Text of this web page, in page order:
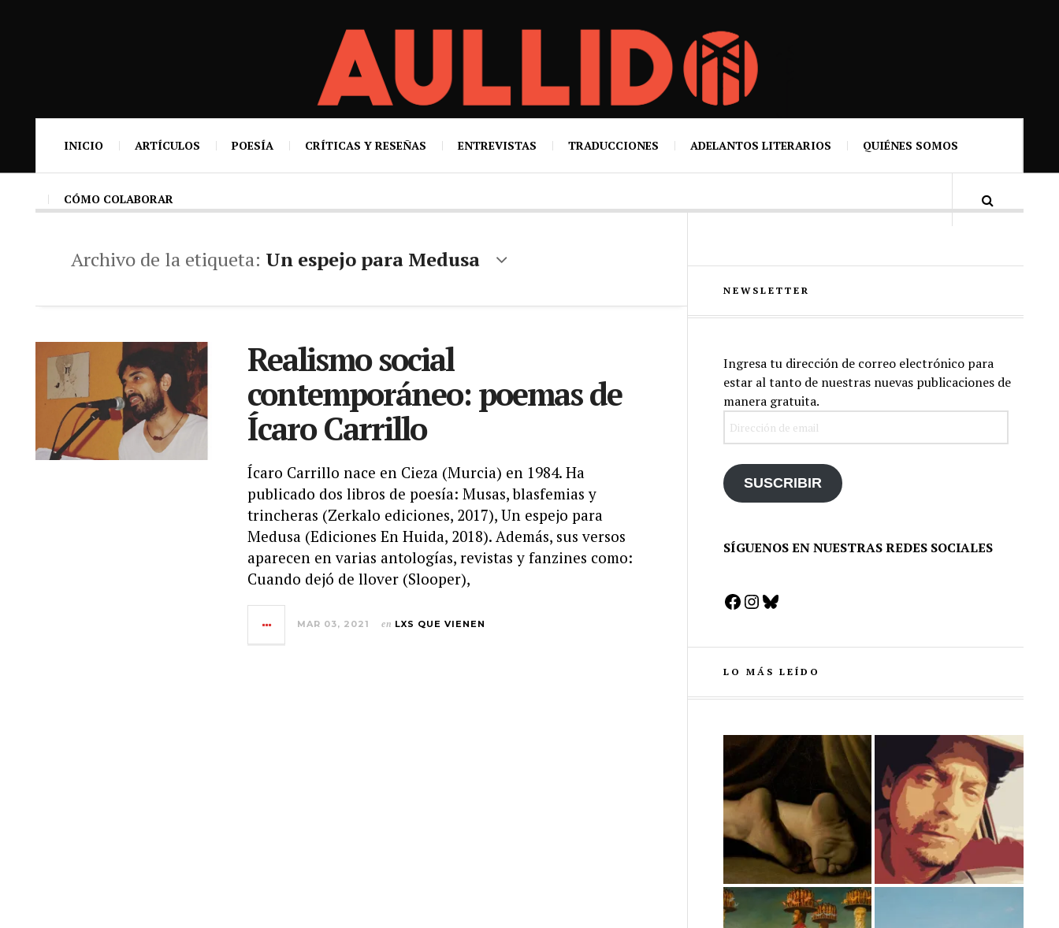
INICIO ARTÍCULOS POESÍA CRÍTICAS Y RESEÑAS ENTREVISTAS TRADUCCIONES ADELANTOS LITERARIOS QUIÉNES SOMOS
CÓMO COLABORAR
Archivo de la etiqueta: Un espejo para Medusa
Realismo social
contemporáneo: poemas de
Ícaro Carrillo
Ícaro Carrillo nace en Cieza (Murcia) en 1984. Ha
publicado dos libros de poesía: Musas, blasfemias y
trincheras (Zerkalo ediciones, 2017), Un espejo para
Medusa (Ediciones En Huida, 2018). Además, sus versos
aparecen en varias antologías, revistas y fanzines como:
Cuando dejó de llover (Slooper),
MAR 03, 2021 en LXS QUE VIENEN
NEWSLETTER
Ingresa tu dirección de correo electrónico para
estar al tanto de nuestras nuevas publicaciones de
manera gratuita.
SUSCRIBIR
SÍGUENOS EN NUESTRAS REDES SOCIALES
Facebook
Instagram
Bluesky
LO MÁS LEÍDO